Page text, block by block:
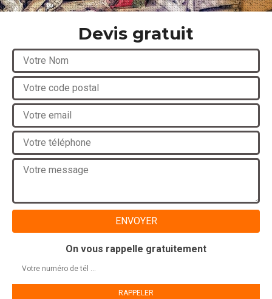
Devis gratuit
On vous rappelle gratuitement